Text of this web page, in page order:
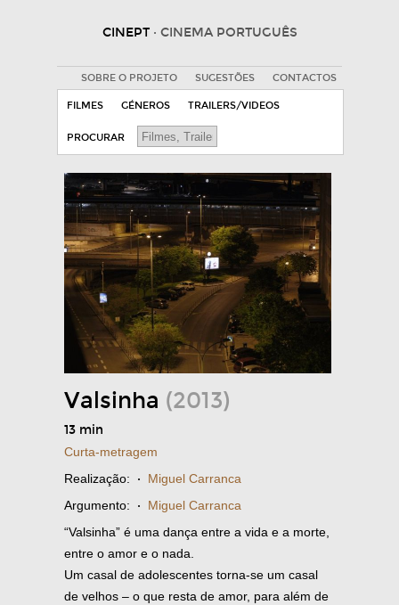
CINEPT · CINEMA PORTUGUÊS
SOBRE O PROJETO SUGESTÕES CONTACTOS
FILMES GÉNEROS TRAILERS/VIDEOS
PROCURAR
Valsinha (2013)
13 min
Curta-metragem
Realização: · Miguel Carranca
Argumento: · Miguel Carranca
“Valsinha” é uma dança entre a vida e a morte,
entre o amor e o nada.
Um casal de adolescentes torna-se um casal
de velhos – o que resta de amor, para além de